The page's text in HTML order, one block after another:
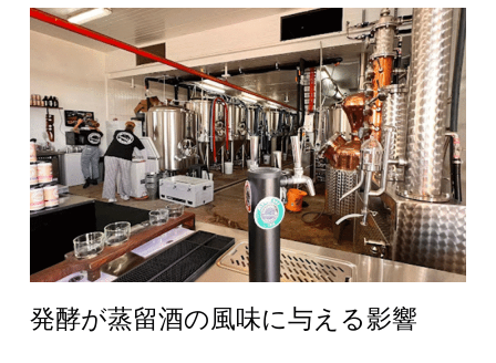
ブログ
お見積もり
検
索
す
日本語
発酵が蒸留酒の風味に与える影響